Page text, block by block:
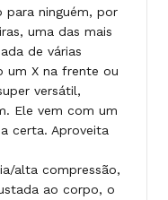
para ninguém, por
uma das mais
de várias
um X na frente ou
versátil,
Ele vem com um
certa. Aproveita
alta compressão,
ao corpo, o